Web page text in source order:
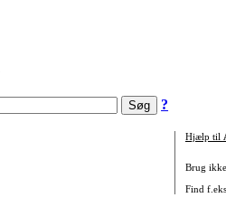
?
Hjælp til
Brug
Find